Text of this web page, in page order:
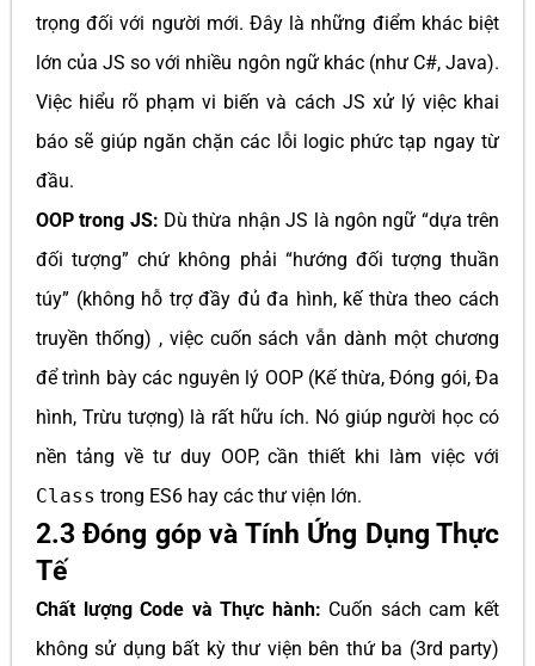
trọng đối với người mới. Đây là những điểm khác biệt
lớn của JS so với nhiều ngôn ngữ khác (như C#, Java).
Việc hiểu rõ phạm vi biến và cách JS xử lý việc khai
báo sẽ giúp ngăn chặn các lỗi logic phức tạp ngay từ
đầu.
OOP trong JS: Dù thừa nhận JS là ngôn ngữ “dựa trên
đối tượng” chứ không phải “hướng đối tượng thuần
túy” (không hỗ trợ đầy đủ đa hình, kế thừa theo cách
truyền thống) , việc cuốn sách vẫn dành một chương
để trình bày các nguyên lý OOP (Kế thừa, Đóng gói, Đa
hình, Trừu tượng) là rất hữu ích. Nó giúp người học có
nền tảng về tư duy OOP, cần thiết khi làm việc với
Class trong ES6 hay các thư viện lớn.
2.3 Đóng góp và Tính Ứng Dụng Thực
Tế
Chất lượng Code và Thực hành: Cuốn sách cam kết
không sử dụng bất kỳ thư viện bên thứ ba (3rd party)